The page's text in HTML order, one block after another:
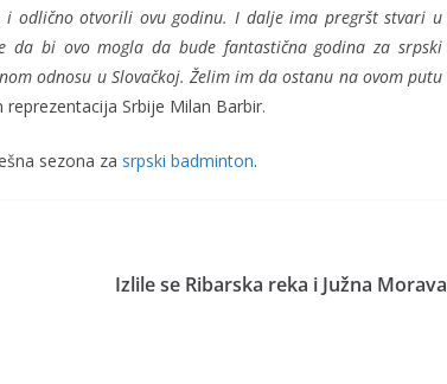
odlično otvorili ovu godinu. I dalje ima pregršt stvari u
da bi ovo mogla da bude fantastična godina za srpski
odnosu u Slovačkoj. Želim im da ostanu na ovom putu
Srbije Milan Barbir.
sezona za srpski badminton.
Izlile se Ribarska reka i Južna Morava